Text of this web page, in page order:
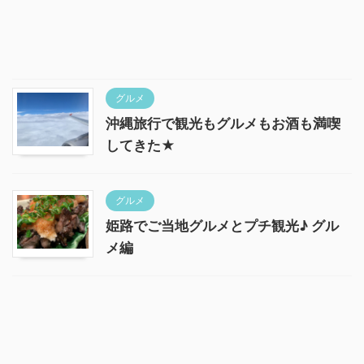
グルメ
沖縄旅行で観光もグルメもお酒も満喫
してきた★
グルメ
姫路でご当地グルメとプチ観光♪ グル
メ編